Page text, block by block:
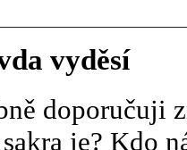
vyděsí
doporučuji
je? Kdo